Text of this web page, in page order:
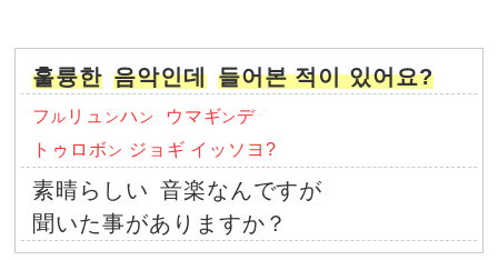
훌륭한 음악인데 들어본 적이 있어요?
フ ル リュ ンハ ン ウマギン デ
トゥロボ ン ジョギ イッソヨ?
素晴らしい 音楽なんですが
聞いた事がありますか？